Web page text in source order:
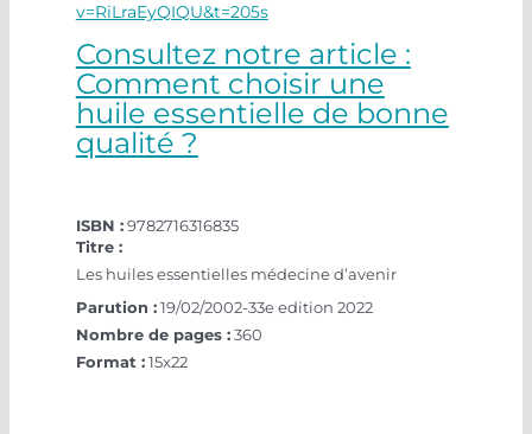
v=RiLraEyQIQU&t=205s
Consultez notre article :
Comment choisir une
huile essentielle de bonne
qualité ?
ISBN : 9782716316835
Titre :
Les huiles essentielles médecine d’avenir
Parution :19/02/2002-33e edition 2022
Nombre de pages :360
Format :15x22